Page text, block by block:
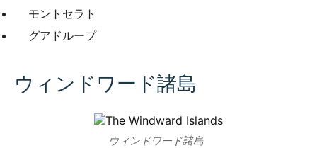
モントセラト
グアドループ
ウィンドワード諸島
ウィンドワード諸島